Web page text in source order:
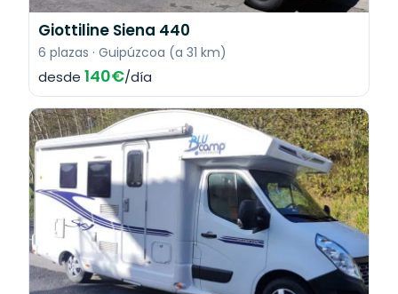
Giottiline Siena 440
6 plazas · Guipúzcoa (a 31 km)
desde140€/día